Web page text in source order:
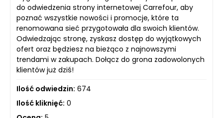
do odwiedzenia strony internetowej Carrefour, aby
poznać wszystkie nowości i promocje, które ta
renomowana sieć przygotowała dla swoich klientów.
Odwiedzając stronę, zyskasz dostęp do wyjątkowych
ofert oraz będziesz na bieżąco z najnowszymi
trendami w zakupach. Dołącz do grona zadowolonych
klientów już dziś!
Ilość odwiedzin: 674
Ilość kliknięć: 0